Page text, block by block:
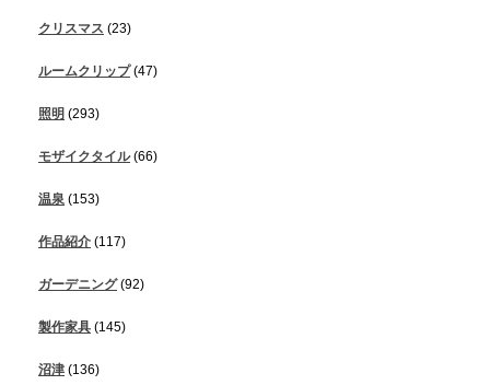
クリスマス (23)
ルームクリップ(47)
照明 (293)
モザイクタイル(66)
温泉 (153)
作品紹介 (117)
ガーデニング(92)
製作家具 (145)
沼津 (136)